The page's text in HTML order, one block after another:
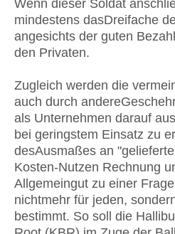
Wenn dieser Soldat
mindestens dasDreifache
angesichts der guten
den Privaten.
Zugleich werden die
auch durch
als Unternehmen darauf
bei geringstem Einsatz zu
desAusmaßes an
Kosten-Nutzen Rechnung
Allgemeingut zu einer
nichtmehr für jeden,
bestimmt. So soll die